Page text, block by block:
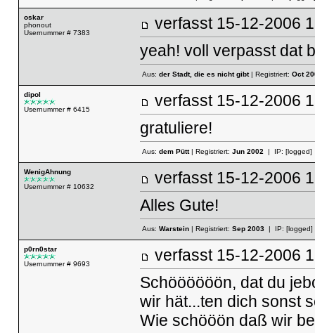
oskar
phonout
Usernummer # 7383
verfasst 15-12-
yeah! voll verpasst dat
Aus: der Stadt, die es nicht gibt| Registriert: Oct
dipol
Usernummer # 6415
verfasst 15-12-
gratuliere!
Aus: dem Pütt| Registriert: Jun 2002| IP: [logged]
WenigAhnung
Usernummer # 10632
verfasst 15-12-
Alles Gute!
Aus: Warstein| Registriert: Sep 2003| IP: [logged]
p0rn0star
Usernummer # 9693
verfasst 15-12-
Schöööööön, dat du
wir hät...ten dich sonst
Wie schööön daß wir